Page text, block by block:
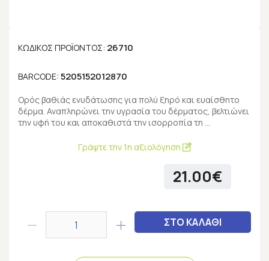
ΚΩΔΙΚΌΣ ΠΡΟΪΌΝΤΟΣ: 26710
BARCODE: 5205152012870
Ορός βαθιάς ενυδάτωσης για πολύ ξηρό και ευαίσθητο
δέρμα. Αναπληρώνει την υγρασία του δέρματος, βελτιώνει
την υφή του και αποκαθιστά την ισορροπία τη …
Γράψτε την 1η αξιολόγηση
21.00€
ΣΤΟ ΚΑΛΑΘΙ